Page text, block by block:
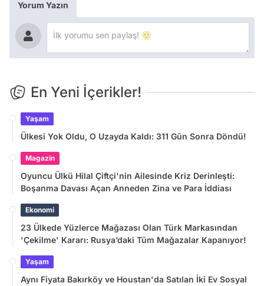
Yorum Yazın
En Yeni İçerikler!
Yaşam
Ülkesi Yok Oldu, O Uzayda Kaldı: 311 Gün Sonra Döndü!
Magazin
Oyuncu Ülkü Hilal Çiftçi'nin Ailesinde Kriz Derinleşti:
Boşanma Davası Açan Anneden Zina ve Para İddiası
Ekonomi
23 Ülkede Yüzlerce Mağazası Olan Türk Markasından
'Çekilme' Kararı: Rusya’daki Tüm Mağazalar Kapanıyor!
Yaşam
Aynı Fiyata Bakırköy ve Houstan'da Satılan İki Ev Sosyal